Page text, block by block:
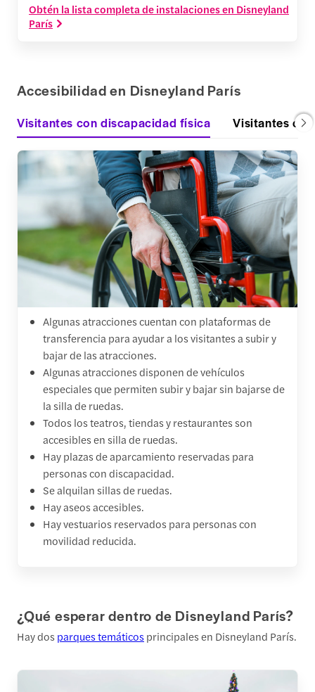
Obtén la lista completa de instalaciones en Disneyland
París
Accesibilidad en Disneyland París
Visitantes con discapacidad física Visitantes
Algunas atracciones cuentan con plataformas de
transferencia para ayudar a los visitantes a subir y
bajar de las atracciones.
Algunas atracciones disponen de vehículos
especiales que permiten subir y bajar sin bajarse de
la silla de ruedas.
Todos los teatros, tiendas y restaurantes son
accesibles en silla de ruedas.
Hay plazas de aparcamiento reservadas para
personas con discapacidad.
Se alquilan sillas de ruedas.
Hay aseos accesibles.
Hay vestuarios reservados para personas con
movilidad reducida.
¿Qué esperar dentro de Disneyland París?
Hay dos parques temáticos principales en Disneyland París.